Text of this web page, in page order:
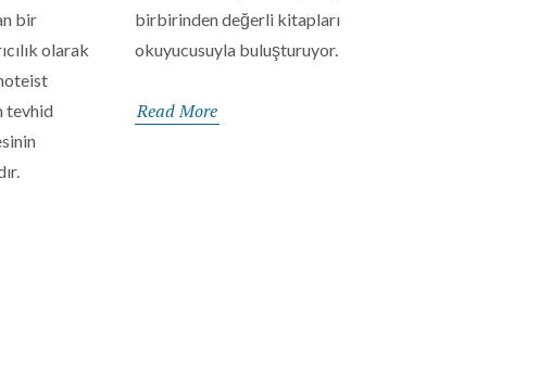
bir
olarak
tevhid
birbirinden değerli kitapları
okuyucusuyla buluşturuyor.
Read More